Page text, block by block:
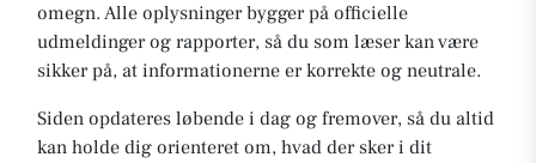
omegn. Alle oplysninger bygger på officielle
udmeldinger og rapporter, så du som læser kan være
sikker på, at informationerne er korrekte og neutrale.
Siden opdateres løbende i dag og fremover, så du altid
kan holde dig orienteret om, hvad der sker i dit